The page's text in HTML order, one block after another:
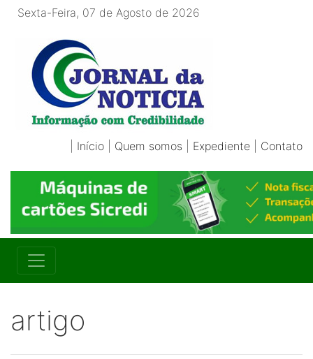
Sexta-Feira, 07 de Agosto de 2026
Início Quem somos Expediente Contato
artigo